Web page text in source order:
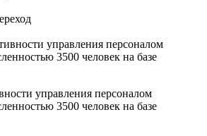
управления персоналом
3500 человек на базе